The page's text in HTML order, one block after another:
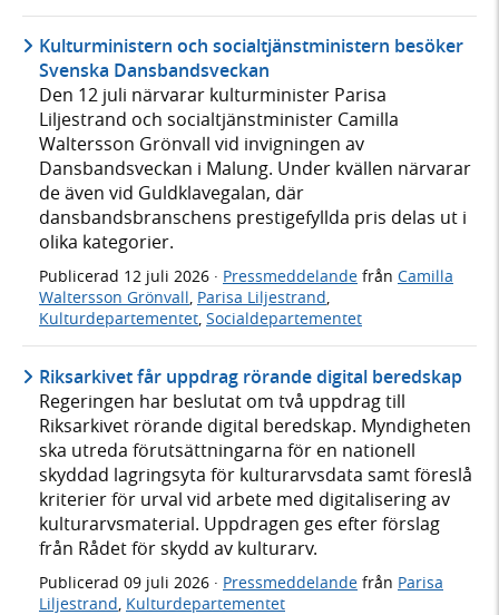
Kulturministern och socialtjänstministern besöker
Svenska Dansbandsveckan
Den 12 juli närvarar kulturminister Parisa
Liljestrand och socialtjänstminister Camilla
Waltersson Grönvall vid invigningen av
Dansbandsveckan i Malung. Under kvällen närvarar
de även vid Guldklavegalan, där
dansbandsbranschens prestigefyllda pris delas ut i
olika kategorier.
Publicerad 12 juli 2026 · Pressmeddelande från Camilla
Waltersson Grönvall, Parisa Liljestrand,
Kulturdepartementet, Socialdepartementet
Riksarkivet får uppdrag rörande digital beredskap
Regeringen har beslutat om två uppdrag till
Riksarkivet rörande digital beredskap. Myndigheten
ska utreda förutsättningarna för en nationell
skyddad lagringsyta för kulturarvsdata samt föreslå
kriterier för urval vid arbete med digitalisering av
kulturarvsmaterial. Uppdragen ges efter förslag
från Rådet för skydd av kulturarv.
Publicerad 09 juli 2026 · Pressmeddelande från Parisa
Liljestrand Kulturdepartementet